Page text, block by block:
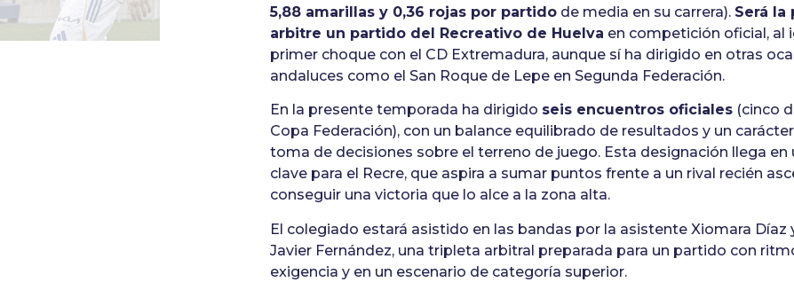
5,88 amarillas y 0,36 rojas por partido de media en su carrera). Será la
arbitre un partido del Recreativo de Huelva en competición oficial, al
primer choque con el CD Extremadura, aunque sí ha dirigido en otras
andaluces como el San Roque de Lepe en Segunda Federación.
En la presente temporada ha dirigido seis encuentros oficiales (cinco
Copa Federación), con un balance equilibrado de resultados y un
toma de decisiones sobre el terreno de juego. Esta designación llega
clave para el Recre, que aspira a sumar puntos frente a un rival recién
conseguir una victoria que lo alce a la zona alta.
El colegiado estará asistido en las bandas por la asistente Xiomara Díaz
Javier Fernández, una tripleta arbitral preparada para un partido con
exigencia y en un escenario de categoría superior.